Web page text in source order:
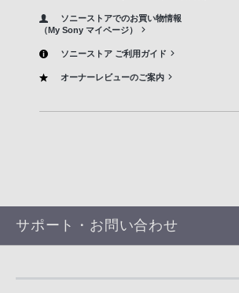
ソニーストアでのお買い物情報
（My Sony マイページ）
ソニーストア ご利用ガイド
オーナーレビューのご案内
サポート・お問い合わせ